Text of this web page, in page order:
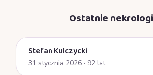
Ostatnie nekrologi
Stefan Kulczycki
31 stycznia 2026 · 92 lat